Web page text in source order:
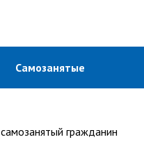
Самозанятые